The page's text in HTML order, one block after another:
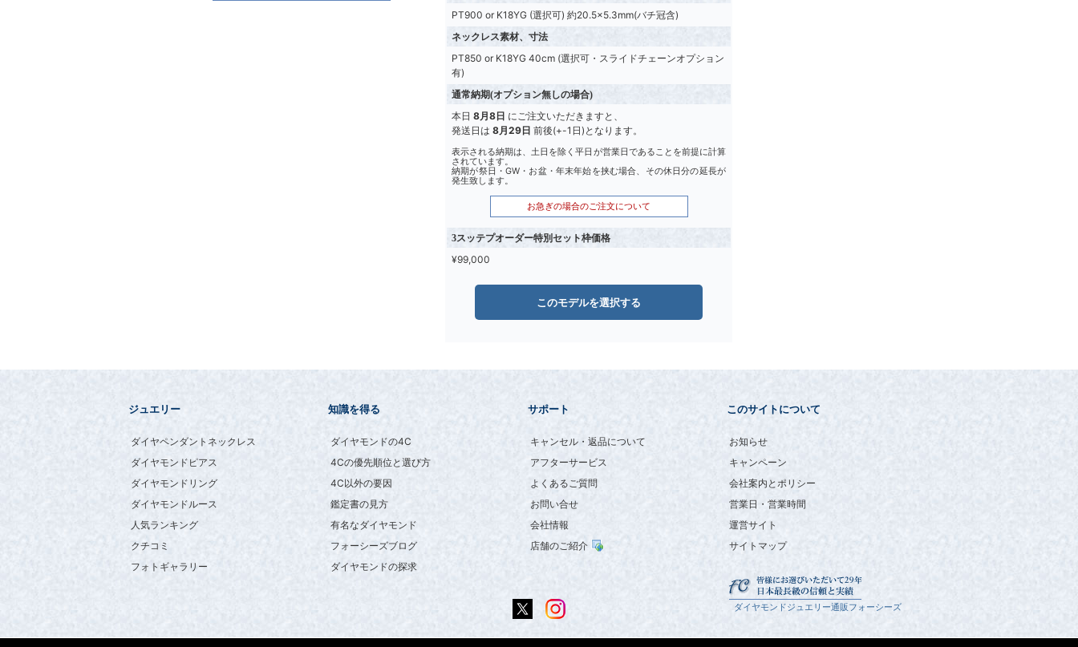
PT900 or K18YG (選択可) 約20.5×5.3mm(バチ冠含)
ネックレス素材、寸法
PT850 or K18YG 40cm (選択可・スライドチェーンオプション
有)
通常納期(オプション無しの場合)
本日 8月8日 にご注文いただきますと、
発送日は 8月29日 前後(+-1日)となります。
表示される納期は、土日を除く平日が営業日であることを前提に計算
されています。
納期が祭日・GW・お盆・年末年始を挟む場合、その休日分の延長が
発生致します。
お急ぎの場合のご注文について
3スッテプオーダー特別セット枠価格
¥99,000
このモデルを選択する
ジュエリー
ダイヤペンダントネックレス
ダイヤモンドピアス
ダイヤモンドリング
ダイヤモンドルース
人気ランキング
クチコミ
フォトギャラリー
知識を得る
ダイヤモンドの4C
4Cの優先順位と選び方
4C以外の要因
鑑定書の見方
有名なダイヤモンド
フォーシーズブログ
ダイヤモンドの探求
サポート
キャンセル・返品について
アフターサービス
よくあるご質問
お問い合せ
会社情報
店舗のご紹介
このサイトについて
お知らせ
キャンペーン
会社案内とポリシー
営業日・営業時間
運営サイト
サイトマップ
ダイヤモンドジュエリー通販フォーシーズ